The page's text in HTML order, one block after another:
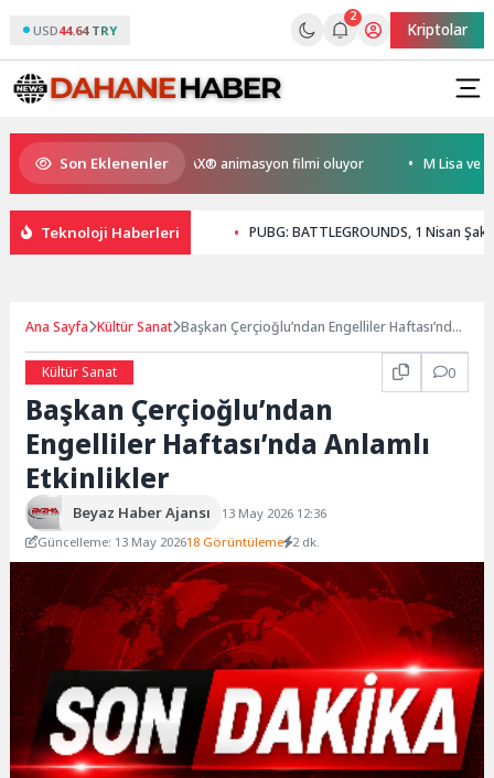
USD44.64 TRY
2
Kriptolar
Son Eklenenler
Kral Türkiye’nin ilk IMAX® animasyon filmi oluyor M Lisa ve
Teknoloji Haberleri PUBG: BATTLEGROUNDS, 1 Nisan
Ana Sayfa Kültür Sanat Başkan Çerçioğlu’ndan Engelliler Haftası’nda
Kültür Sanat
0
Başkan Çerçioğlu’ndan
Engelliler Haftası’nda Anlamlı
Etkinlikler
Beyaz Haber Ajansı
13 May 2026 12:36
Güncelleme: 13 May 202618 Görüntüleme 2 dk.